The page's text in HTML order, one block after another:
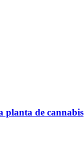
planta de cannabis